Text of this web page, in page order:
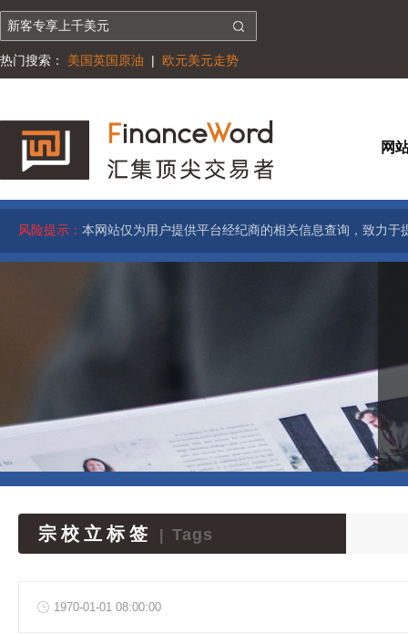
热门搜索： 美国英国原油 | 欧元美元走势
网
风险提示： 本网站仅为用户提供平台经纪商的相关信息查询，致力
宗校立标签 Tags
1970-01-01 08:00:00